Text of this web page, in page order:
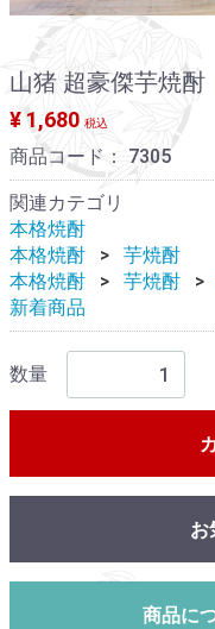
山猪 超豪傑芋焼酎
¥ 1,680 税込
商品コード： 7305
関連カテゴリ
本格焼酎
本格焼酎
芋焼酎
本格焼酎
芋焼酎
新着商品
数量
お
商品に